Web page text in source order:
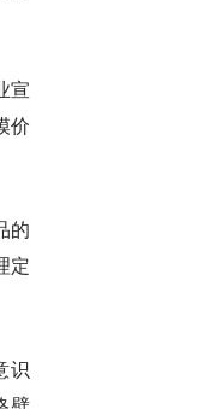
宣
价
的
定
识